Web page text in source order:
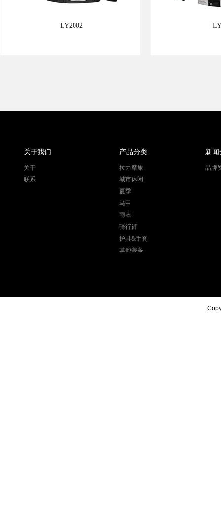
LY2002
关于
联系
拉力摩旅
城市休闲
夏季
马甲
雨衣
骑行裤
护具&手套
其他装备
品牌
关于我们 产品分类 新闻